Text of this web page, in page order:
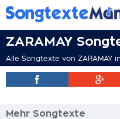
ZARAMAY
Alle Songtexte von ZARAMAY
Mehr Songtexte